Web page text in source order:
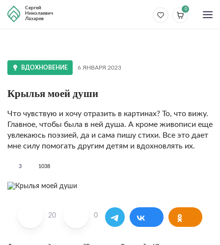
Сергей
Николаевич
Лазарев
0
ВДОХНОВЕНИЕ 6 ЯНВАРЯ 2023
Крылья моей души
Что чувствую и хочу отразить в картинах? То, что вижу.
Главное, чтобы была в ней душа. А кроме живописи еще
увлекаюсь поэзией, да и сама пишу стихи. Все это дает
мне силу помогать другим детям и вдохновлять их.
3 1038
20 0